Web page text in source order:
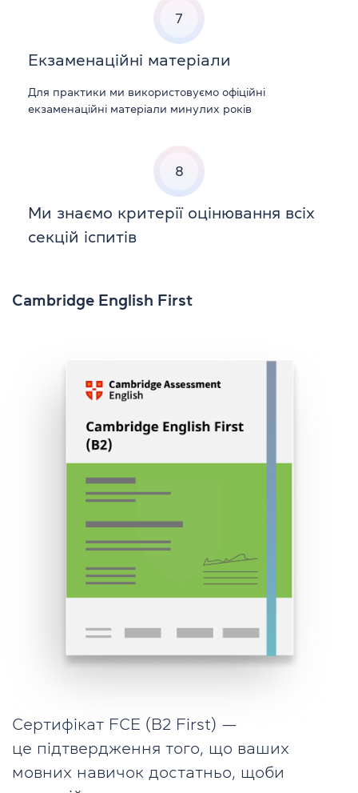
7
Екзаменаційні матеріали
Для практики ми використовуємо офіційні
екзаменаційні матеріали минулих років
8
Ми знаємо критерії оцінювання всіх
секцій іспитів
Cambridge English First
Сертифікат FCE (B2 First) —
це підтвердження того, що ваших
мовних навичок достатньо, щоби